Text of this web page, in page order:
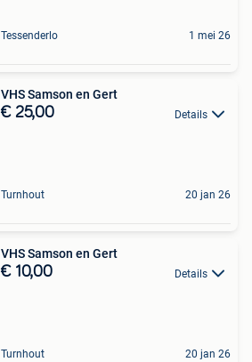
Tessenderlo 1 mei 26
VHS Samson en Gert
€ 25,00 Details
Turnhout 20 jan 26
VHS Samson en Gert
€ 10,00 Details
Turnhout 20 jan 26